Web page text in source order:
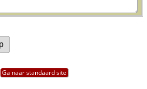
Ga naar standaard site